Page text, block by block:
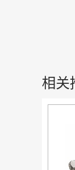
相关